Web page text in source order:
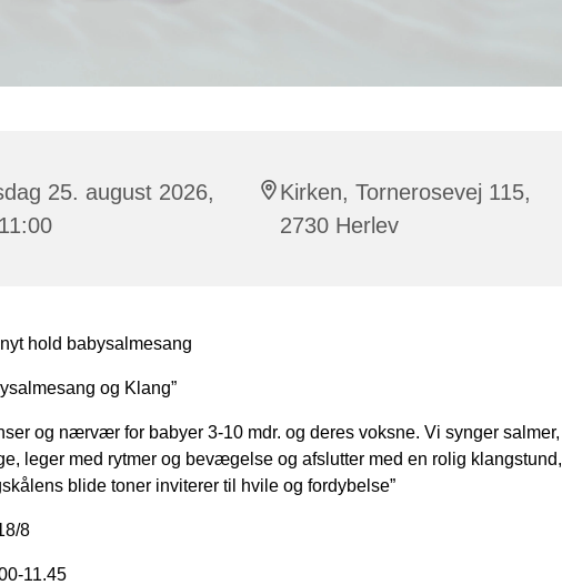
25. august 2026,
Kirken, Tornerosevej 115,
2730 Herlev
hold babysalmesang
og Klang”
og nærvær for babyer 3-10 mdr. og deres voksne. Vi synger salmer,
leger med rytmer og bevægelse og afslutter med en rolig klangstund,
blide toner inviterer til hvile og fordybelse”
8
11.45